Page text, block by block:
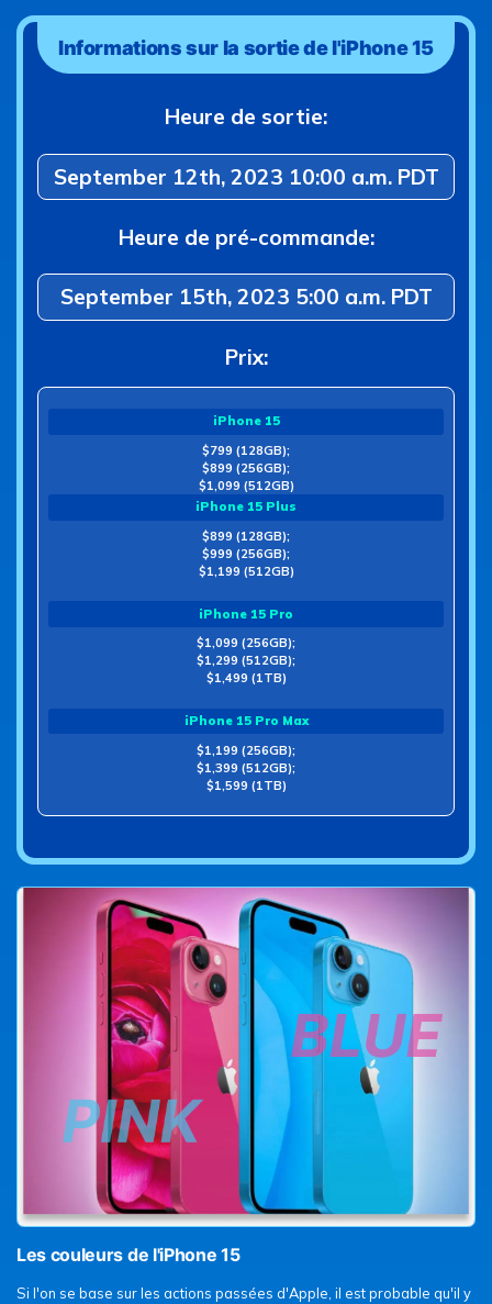
Informations sur la sortie de l'iPhone 15
Heure de sortie:
September 12th, 2023 10:00 a.m. PDT
Heure de pré-commande:
September 15th, 2023 5:00 a.m. PDT
Prix:
iPhone 15
$799 (128GB);
$899 (256GB);
$1,099 (512GB)
iPhone 15 Plus
$899 (128GB);
$999 (256GB);
$1,199 (512GB)
iPhone 15 Pro
$1,099 (256GB);
$1,299 (512GB);
$1,499 (1TB)
iPhone 15 Pro Max
$1,199 (256GB);
$1,399 (512GB);
$1,599 (1TB)
Les couleurs de l'iPhone 15
Si l'on se base sur les actions passées d'Apple, il est probable qu'il y